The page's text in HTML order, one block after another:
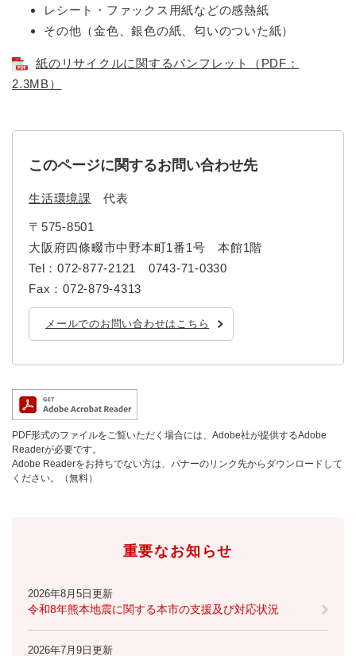
レシート・ファックス用紙などの感熱紙
その他（金色、銀色の紙、匂いのついた紙）
紙のリサイクルに関するパンフレット（PDF：
2.3MB）
このページに関するお問い合わせ先
生活環境課 代表
〒575-8501
大阪府四條畷市中野本町1番1号 本館1階
Tel：072-877-2121 0743-71-0330
Fax：072-879-4313
メールでのお問い合わせはこちら
PDF形式のファイルをご覧いただく場合には、Adobe社が提供するAdobe
Readerが必要です。
Adobe Readerをお持ちでない方は、バナーのリンク先からダウンロードして
ください。（無料）
重要なお知らせ
2026年8月5日更新
令和8年熊本地震に関する本市の支援及び対応状況
2026年7月9日更新